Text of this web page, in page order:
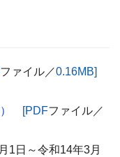
ファイル／0.16MB]
[PDFファイル／
月1 日～令和14年3月